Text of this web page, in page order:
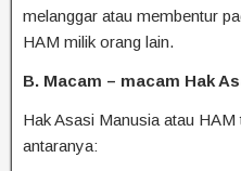
melanggar atau membentur
HAM milik orang lain.
B. Macam – macam Hak
Hak Asasi Manusia atau
antaranya: